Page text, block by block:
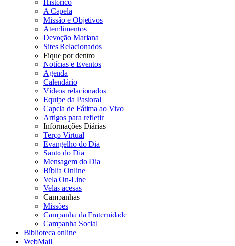
Histórico
A Capela
Missão e Objetivos
Atendimentos
Devoção Mariana
Sites Relacionados
Fique por dentro
Notícias e Eventos
Agenda
Calendário
Vídeos relacionados
Equipe da Pastoral
Capela de Fátima ao Vivo
Artigos para refletir
Informações Diárias
Terço Virtual
Evangelho do Dia
Santo do Dia
Mensagem do Dia
Bíblia Online
Vela On-Line
Velas acesas
Campanhas
Missões
Campanha da Fraternidade
Campanha Social
Biblioteca online
WebMail